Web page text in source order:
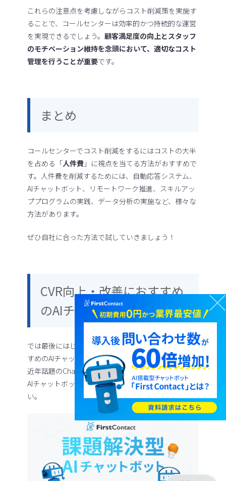
これらの注意点を考慮しながらコスト削減策を実施す
ることで、コールセンターは効率的かつ持続的な運営
を実現できるでしょう。顧客満足度の向上とスタッフ
のモチベーション維持を念頭において、適切なコスト
管理を行うことが重要です。
まとめ
コールセンターでコスト削減をするにはコストの大半
を占める「人件費 」に視点を当てる方法がおすすめで
す。人件費を削減するためには、自動応答システム、
AIチャットボット、リモートワーク推進、スキルアッ
ププログラムの実践、データ分析の実施など、様々な
方法があります。
ぜひ自社に合った方法で試していきましょう！
CVR向上・改善におすすめ
のAIチャットボット！
では最後にはじめてチャットボットを触る方にもおす
すめのAIチャットボットを紹介させていただきます。
近年話題のChatGPTとの連携プランも完備されている
AIチャットボットです。ぜひチェックしてみてくださ
い。